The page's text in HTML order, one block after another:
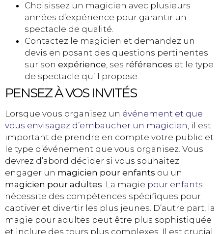
Choisissez un magicien avec plusieurs
années d’expérience pour garantir un
spectacle de qualité.
Contactez le magicien et demandez un
devis en posant des questions pertinentes
sur son expérience , ses références et le type
de spectacle qu’il propose.
PENSEZ À VOS INVITÉS
Lorsque vous organisez un événement et que
vous envisagez d’embaucher un magicien , il est
important de prendre en compte votre public et
le type d’événement que vous organisez. Vous
devrez d’abord décider si vous souhaitez
engager un magicien pour enfants ou un
magicien pour adultes . La magie pour enfants
nécessite des compétences spécifiques pour
captiver et divertir les plus jeunes. D’autre part, la
magie pour adultes peut être plus sophistiquée
et inclure des tours plus complexes. Il est crucial